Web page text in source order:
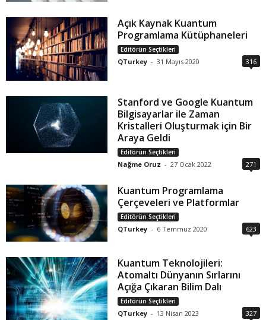
Açık Kaynak Kuantum
Programlama Kütüphaneleri
Editörün Seçtikleri
QTurkey - 31 Mayıs 2020 316
Stanford ve Google Kuantum
Bilgisayarlar ile Zaman
Kristalleri Oluşturmak için Bir
Araya Geldi
Editörün Seçtikleri
Nağme Oruz - 27 Ocak 2022 271
Kuantum Programlama
Çerçeveleri ve Platformlar
Editörün Seçtikleri
QTurkey - 6 Temmuz 2020 623
Kuantum Teknolojileri:
Atomaltı Dünyanın Sırlarını
Açığa Çıkaran Bilim Dalı
Editörün Seçtikleri
QTurkey - 13 Nisan 2023 327